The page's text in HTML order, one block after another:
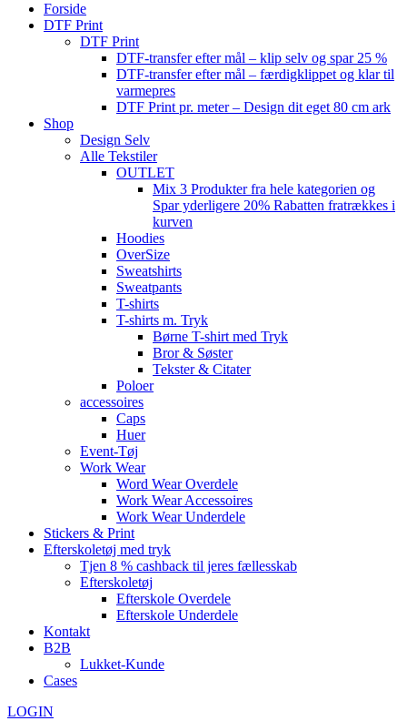
Forside
DTF Print
DTF Print
DTF-transfer efter mål – klip selv og spar 25 %
DTF-transfer efter mål – færdigklippet og klar til
varmepres
DTF Print pr. meter – Design dit eget 80 cm ark
Shop
Design Selv
Alle Tekstiler
OUTLET
Mix 3 Produkter fra hele kategorien og
Spar yderligere 20% Rabatten fratrækkes i
kurven
Hoodies
OverSize
Sweatshirts
Sweatpants
T-shirts
T-shirts m. Tryk
Børne T-shirt med Tryk
Bror & Søster
Tekster & Citater
Poloer
accessoires
Caps
Huer
Event-Tøj
Work Wear
Word Wear Overdele
Work Wear Accessoires
Work Wear Underdele
Stickers & Print
Efterskoletøj med tryk
Tjen 8 % cashback til jeres fællesskab
Efterskoletøj
Efterskole Overdele
Efterskole Underdele
Kontakt
B2B
Lukket-Kunde
Cases
LOGIN